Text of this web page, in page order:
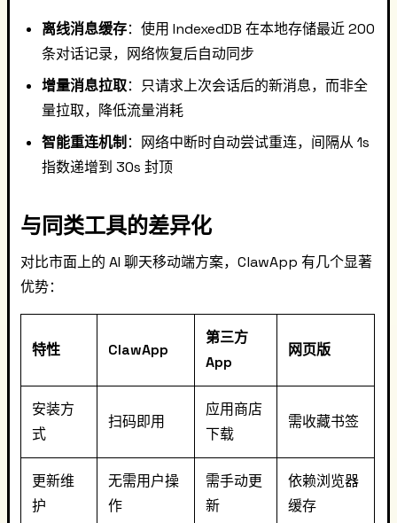
离线消息缓存：使用 IndexedDB 在本地存储最近 200
条对话记录，网络恢复后自动同步
增量消息拉取：只请求上次会话后的新消息，而非全
量拉取，降低流量消耗
智能重连机制 ：网络中断时自动尝试重连，间隔从 1s
指数递增到 30s 封顶
与同类工具的差异化
对比市面上的 AI 聊天移动端方案，ClawApp 有几个显著
优势：
特性 ClawApp
第三方
App
网页版
安装方
式
扫码即用
应用商店
下载
需收藏书签
更新维
护
无需用户操
作
需手动更
新
依赖浏览器
缓存